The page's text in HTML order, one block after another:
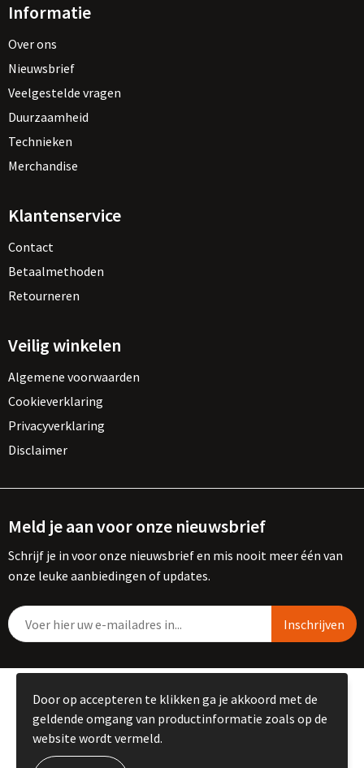
Informatie
Over ons
Nieuwsbrief
Veelgestelde vragen
Duurzaamheid
Technieken
Merchandise
Klantenservice
Contact
Betaalmethoden
Retourneren
Veilig winkelen
Algemene voorwaarden
Cookieverklaring
Privacyverklaring
Disclaimer
Meld je aan voor onze nieuwsbrief
Schrijf je in voor onze nieuwsbrief en mis nooit meer één van
onze leuke aanbiedingen of updates.
© Copyright Kemme B.V. 2023
Door op accepteren te klikken ga je akkoord met de
geldende omgang van productinformatie zoals op de
website wordt vermeld.